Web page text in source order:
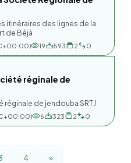
itinéraires des lignes de la
de Béjà
19 593 2 0
réginale de
de jendouba SRTJ
6 323 2 0
4 »